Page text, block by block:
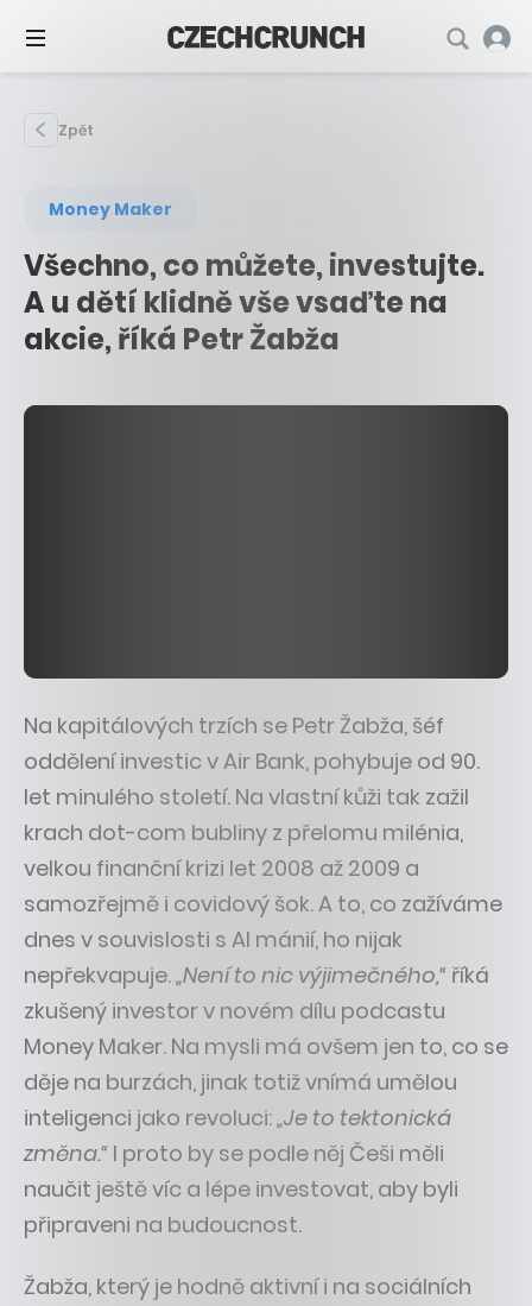
Zpět
Money Maker
Všechno, co můžete, investujte.
A u dětí klidně vše vsaďte na
akcie, říká Petr Žabža
Na kapitálových trzích se Petr Žabža, šéf
oddělení investic v Air Bank, pohybuje od 90.
let minulého století. Na vlastní kůži tak zažil
krach dot-com bubliny z přelomu milénia,
velkou finanční krizi let 2008 až 2009 a
samozřejmě i covidový šok. A to, co zažíváme
dnes v souvislosti s AI mánií, ho nijak
nepřekvapuje.„Není to nic výjimečného,“ říká
zkušený investor v novém dílu podcastu
Money Maker. Na mysli má ovšem jen to, co se
děje na burzách, jinak totiž vnímá umělou
inteligenci jako revoluci:„Je to tektonická
změna.“ I proto by se podle něj Češi měli
naučit ještě víc a lépe investovat, aby byli
připraveni na budoucnost.
Žabža, který je hodně aktivní i na sociálních